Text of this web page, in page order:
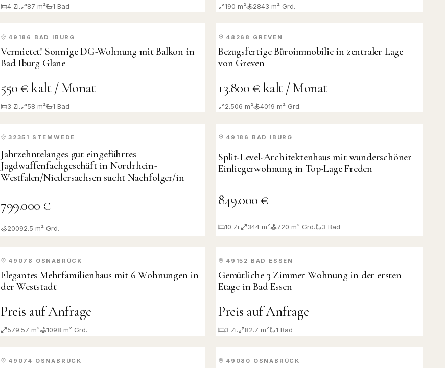
4 Zi. 87 m² 1 Bad 190 m² 2843 m² Grd.
VERMIETET
49186 BAD IBURG
Vermietet! Sonnige DG-Wohnung mit Balkon in
Bad Iburg Glane
550 € kalt / Monat
3 Zi. 58 m² 1 Bad
MIETE
48268 GREVEN
Bezugsfertige Büroimmobilie in zentraler Lage
von Greven
13.800 € kalt / Monat
2.506 m² 4019 m² Grd.
KAUF
32351 STEMWEDE
Jahrzehntelanges gut eingeführtes
Jagdwaffenfachgeschäft in Nordrhein-
Westfalen/Niedersachsen sucht Nachfolger/in
799.000 €
20092.5 m² Grd.
KAUF
49186 BAD IBURG
Split-Level-Architektenhaus mit wunderschöner
Einliegerwohnung in Top-Lage Freden
849.000 €
10 Zi. 344 m² 720 m² Grd. 3 Bad
VERKAUFT
49078 OSNABRÜCK
Elegantes Mehrfamilienhaus mit 6 Wohnungen in
der Weststadt
Preis auf Anfrage
579.57 m² 1098 m² Grd.
VERMIETET
49152 BAD ESSEN
Gemütliche 3 Zimmer Wohnung in der ersten
Etage in Bad Essen
Preis auf Anfrage
3 Zi. 82.7 m² 1 Bad
VERMIETET
49074 OSNABRÜCK VERMIETET
49080 OSNABRÜCK